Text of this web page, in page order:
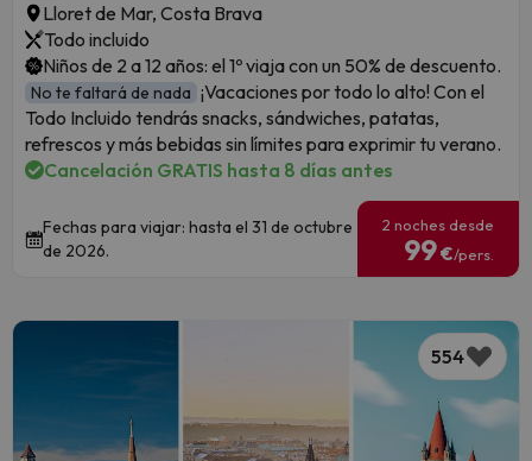
Lloret de Mar, Costa Brava
Todo incluido
Niños de 2 a 12 años: el 1º viaja con un 50% de descuento.
No te faltará de nada ¡Vacaciones por todo lo alto! Con el
Todo Incluido tendrás snacks, sándwiches, patatas,
refrescos y más bebidas sin límites para exprimir tu verano.
Cancelación GRATIS hasta 8 días antes
Fechas para viajar: hasta el 31 de octubre
de 2026.
2 noches desde
99€/pers.
554